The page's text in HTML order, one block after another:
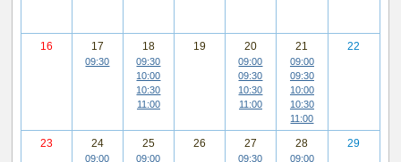
16 17
09:30
18
09:30
10:00
10:30
11:00
19 20
09:00
09:30
10:30
11:00
21
09:00
09:30
10:00
10:30
11:00
22
23 24
09:00
25
09:00
26 27
09:30
28
09:00
29